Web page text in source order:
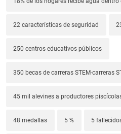
22 características de seguridad
250 centros educativos públicos
350 becas de carreras STEM-carreras
45 mil alevines a productores
48 medallas 5 % 5